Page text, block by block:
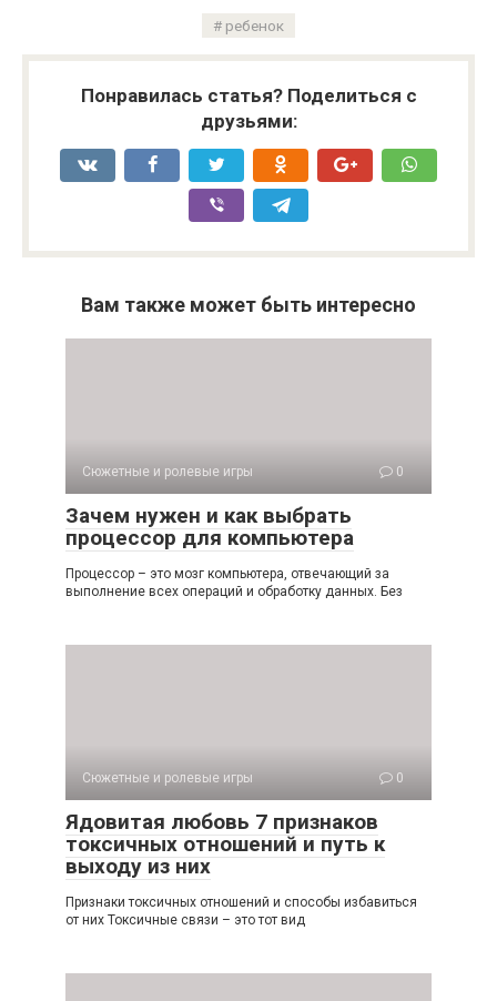
ребенок
Понравилась статья? Поделиться с
друзьями:
Вам также может быть интересно
Сюжетные и ролевые игры 0
Зачем нужен и как выбрать
процессор для компьютера
Процессор – это мозг компьютера, отвечающий за
выполнение всех операций и обработку данных. Без
Сюжетные и ролевые игры 0
Ядовитая любовь 7 признаков
токсичных отношений и путь к
выходу из них
Признаки токсичных отношений и способы избавиться
от них Токсичные связи – это тот вид